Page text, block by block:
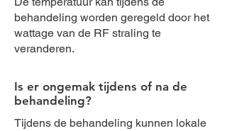
behandeling worden geregeld door het
wattage van de RF straling te
veranderen.
Is er ongemak tijdens of na de
behandeling?
Tijdens de behandeling kunnen lokale